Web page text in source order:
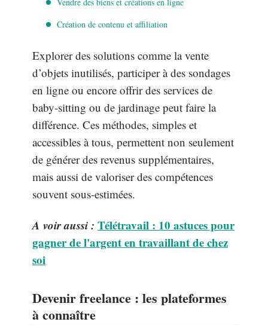
Création de contenu et affiliation
Explorer des solutions comme la vente
d’objets inutilisés, participer à des sondages
en ligne ou encore offrir des services de
baby-sitting ou de jardinage peut faire la
différence. Ces méthodes, simples et
accessibles à tous, permettent non seulement
de générer des revenus supplémentaires,
mais aussi de valoriser des compétences
souvent sous-estimées.
A voir aussi : Télétravail : 10 astuces pour
gagner de l'argent en travaillant de chez
soi
Devenir freelance : les plateformes
à connaître